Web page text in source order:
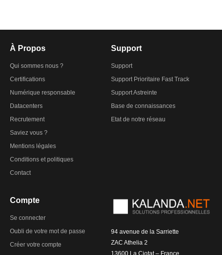
À Propos
Qui sommes nous ?
Certifications
Numérique responsable
Datacenters
Recrutement
Saviez vous ?
Mentions légales
Conditions et politiques
Contact
Support
Support
Support Prioritaire Fast Track
Support Astreinte
Base de connaissances
Etat de notre réseau
Compte
Se connecter
Oubli de votre mot de passe
Créer votre compte
94 avenue de la Sarriette
ZAC Athelia 2
13600 La Ciotat – France